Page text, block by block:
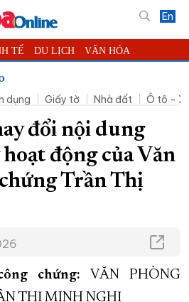
En
TẾ DU LỊCH VĂN HÓA
ĐỊA PHƯƠNG
PHÁP LUẬT BẠN ĐỌC PHÓNG SỰ
VIDEO ĐỌC BÁO ONLINE
CÁO
HƯƠNG
CHÍNH
VÀ PHÁT TRIỂN TỈNH KHÁNH HÒA
dụng Giấy tờ Nhà đất Ô tô -
đổi nội dung
động của Văn
Trần Thị
chứng: VĂN PHÒNG
THỊ MINH NGHỊ